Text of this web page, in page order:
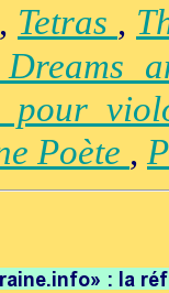
, Tetras ,
pour
Poète ,